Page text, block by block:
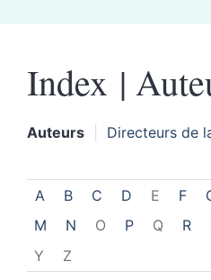
Index |
Auteurs Directeurs de
A B C D E F
M
N O P Q R
Y
Z